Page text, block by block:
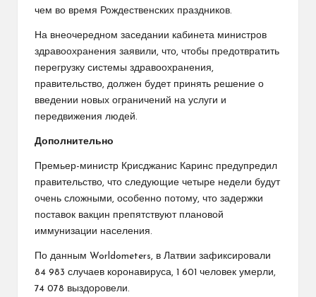
чем во время Рождественских праздников.
На внеочередном заседании кабинета министров
здравоохранения заявили, что, чтобы предотвратить
перегрузку системы здравоохранения,
правительство, должен будет принять решение о
введении новых ограничений на услуги и
передвижения людей.
Дополнительно
Премьер-министр Крисджанис Каринс предупредил
правительство, что следующие четыре недели будут
очень сложными, особенно потому, что задержки
поставок вакцин препятствуют плановой
иммунизации населения.
По данным Worldometers, в Латвии зафиксировали
84 983 случаев коронавируса, 1 601 человек умерли,
74 078 выздоровели.